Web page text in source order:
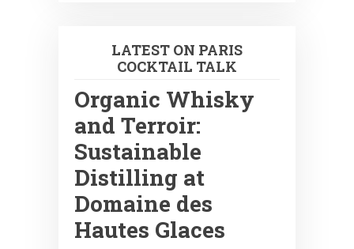
LATEST ON PARIS
COCKTAIL TALK
Organic Whisky
and Terroir:
Sustainable
Distilling at
Domaine des
Hautes Glaces